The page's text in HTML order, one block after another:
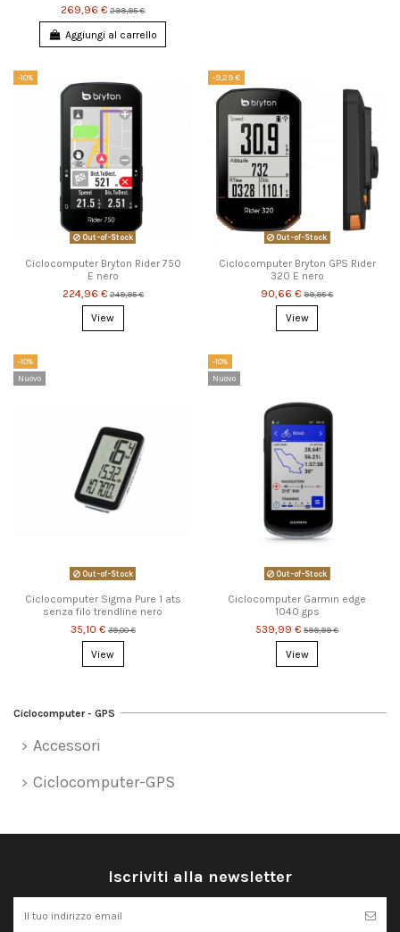
269,96 € 299,95 €
Aggiungi al carrello
-10%
Out-of-Stock
Ciclocomputer Bryton Rider 750
E nero
224,96 € 249,95 €
View
-9,29 €
Out-of-Stock
Ciclocomputer Bryton GPS Rider
320 E nero
90,66 € 99,95 €
View
-10%
Nuovo
Out-of-Stock
Ciclocomputer Sigma Pure 1 ats
senza filo trendline nero
35,10 € 39,00 €
View
-10%
Nuovo
Out-of-Stock
Ciclocomputer Garmin edge
1040 gps
539,99 € 599,99 €
View
Ciclocomputer - GPS
Accessori
Ciclocomputer-GPS
Iscriviti alla newsletter